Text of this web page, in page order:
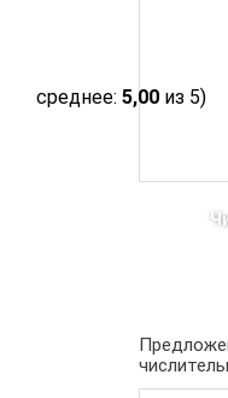
среднее: 5,00 из 5)